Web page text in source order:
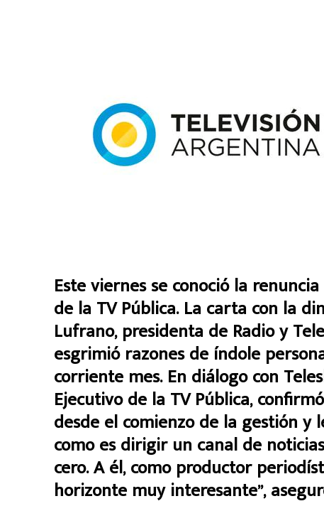
Este viernes se conoció la
de la TV Pública. La carta con la
Lufrano, presidenta de Radio y
esgrimió razones de índole
corriente mes. En diálogo con
Ejecutivo de la TV Pública,
desde el comienzo de la gestión
como es dirigir un canal de
cero. A él, como productor
horizonte muy interesante”,